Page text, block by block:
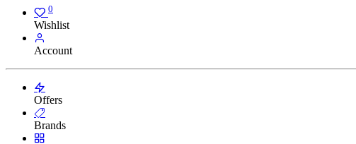
0
Wishlist
Account
Offers
Brands